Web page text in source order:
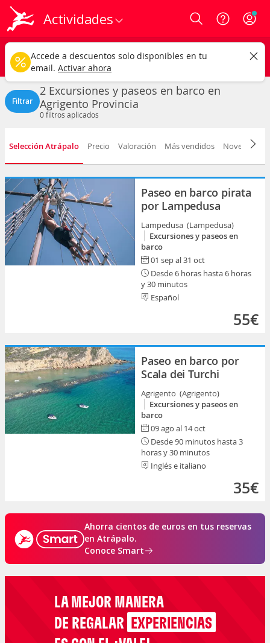
Actividades Login
Agrigento
Excursiones y paseos en barco Cualquier fecha
CAMBIAR
Filtrar
2 Excursiones y paseos en barco en
Agrigento Provincia
0filtros aplicados
Selección Atrápalo Precio Valoración Más vendidos Novedad
Paseo en barco pirata
por Lampedusa
Lampedusa (Lampedusa)
Excursiones y paseos en
barco
01 sep al 31 oct
Desde 6 horas hasta 6 horas
y 30 minutos
Español
55€
Paseo en barco por
Scala dei Turchi
Agrigento (Agrigento)
Excursiones y paseos en
barco
09 ago al 14 oct
Desde 90 minutos hasta 3
horas y 30 minutos
Inglés e italiano
35€
Ahorra cientos de euros en tus reservas
en Atrápalo.
Conoce Smart
LA MEJOR MANERA
DE REGALAR EXPERIENCIAS
Accede a descuentos solo disponibles en tu
email. Activar ahora